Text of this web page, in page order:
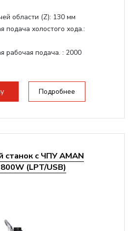
области (Z): 130 мм
подача холостого хода.:
рабочая подача. : 2000
слот
ER11
Подробнее
станок с ЧПУ AMAN
(LPT/USB)